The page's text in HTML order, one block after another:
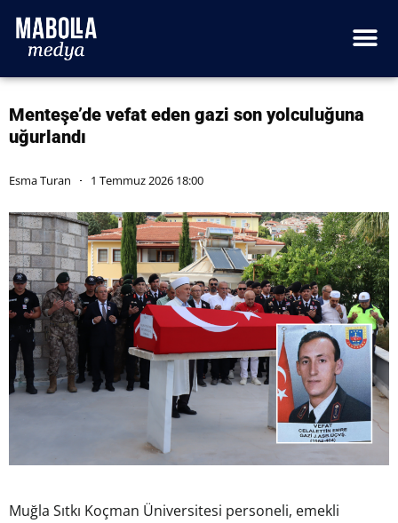
Menteşe’de vefat eden gazi son yolculuğuna
uğurlandı
Esma Turan 1 Temmuz 2026 18:00
Muğla Sıtkı Koçman Üniversitesi personeli, emekli